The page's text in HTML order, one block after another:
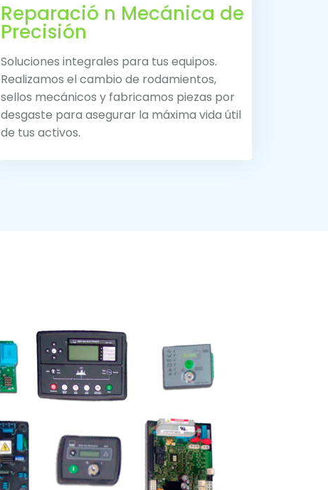
Reparació n Mecánica de
Precisión
Soluciones integrales para tus equipos.
Realizamos el cambio de rodamientos,
sellos mecánicos y fabricamos piezas por
desgaste para asegurar la máxima vida útil
de tus activos.